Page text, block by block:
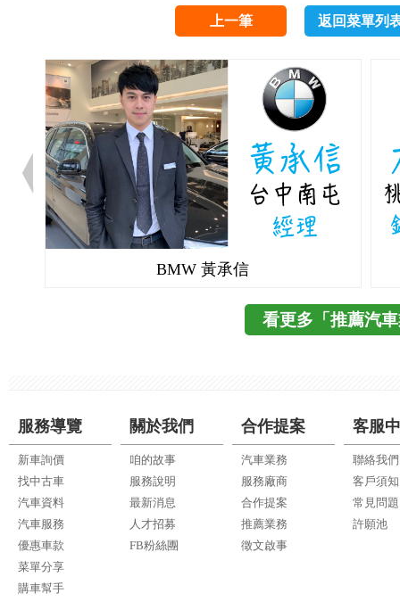
上一筆 返回菜單列
BMW 黃承信
看更多「推薦汽
服務導覽
新車詢價
找中古車
汽車資料
汽車服務
優惠車款
菜單分享
購車幫手
關於我們
咱的故事
服務說明
最新消息
人才招募
FB粉絲團
合作提案
汽車業務
服務廠商
合作提案
推薦業務
徵文啟事
客服
聯絡我們
客戶須知
常見問題
許願池